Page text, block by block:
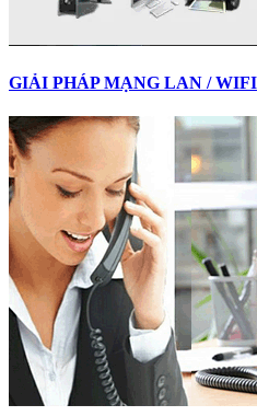
GIẢI PHÁP MẠNG LAN / WIFI